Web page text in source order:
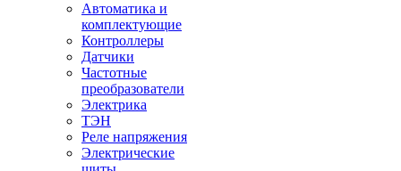
Автоматика и
комплектующие
Контроллеры
Датчики
Частотные
преобразователи
Электрика
ТЭН
Реле напряжения
Электрические